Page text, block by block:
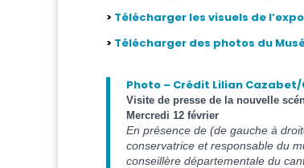
> Télécharger les visuels de
> Télécharger des photos du
Photo – Crédit Lilian Cazabet/
Visite de presse de la nouvelle
Mercredi 12 février
En présence de (de gauche à
conservatrice et responsable du
conseillère départementale du